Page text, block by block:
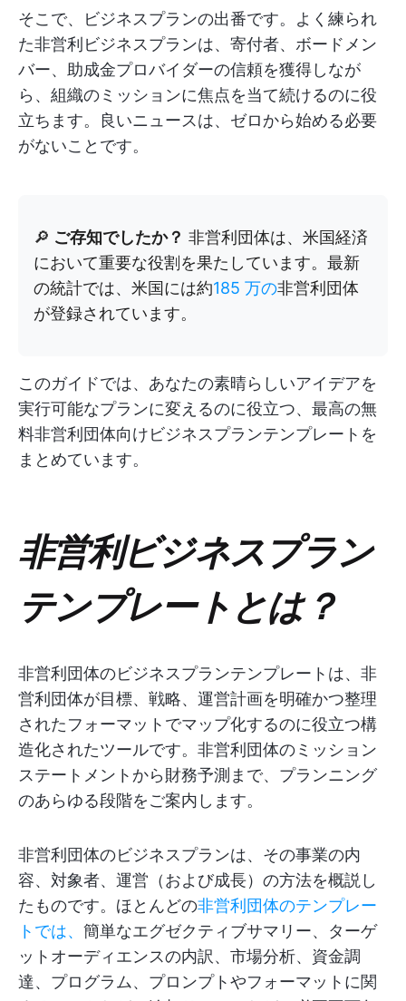
そこで、ビジネスプランの出番です。よく練られ
た非営利ビジネスプランは、寄付者、ボードメン
バー、助成金プロバイダーの信頼を獲得しなが
ら、組織のミッションに焦点を当て続けるのに役
立ちます。良いニュースは、ゼロから始める必要
がないことです。
🔎 ご存知でしたか？ 非営利団体は、米国経済
において重要な役割を果たしています。最新
の統計では、米国には約185 万の非営利団体
が登録されています。​
このガイドでは、あなたの素晴らしいアイデアを
実行可能なプランに変えるのに役立つ、最高の無
料非営利団体向けビジネスプランテンプレートを
まとめています。
非営利ビジネスプラン
テンプレートとは？
非営利団体のビジネスプランテンプレートは、非
営利団体が目標、戦略、運営計画を明確かつ整理
されたフォーマットでマップ化するのに役立つ構
造化されたツールです。非営利団体のミッション
ステートメントから財務予測まで、プランニング
のあらゆる段階をご案内します。
非営利団体のビジネスプランは、その事業の内
容、対象者、運営（および成長）の方法を概説し
たものです。ほとんどの非営利団体のテンプレー
トでは、 簡単なエグゼクティブサマリー、ターゲ
ットオーディエンスの内訳、市場分析、資金調
達、プログラム、プロンプトやフォーマットに関